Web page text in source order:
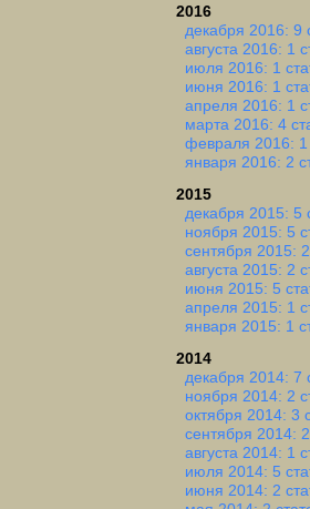
2016
декабря 2016: 9
августа 2016: 1
июля 2016: 1
июня 2016: 1
апреля 2016: 1
марта 2016: 4
февраля 2016: 1
января 2016: 2
2015
декабря 2015: 5
ноября 2015: 5
сентября 2015:
августа 2015: 2
июня 2015: 5
апреля 2015: 1
января 2015: 1
2014
декабря 2014: 7
ноября 2014: 2
октября 2014: 3
сентября 2014:
августа 2014: 1
июля 2014: 5
июня 2014: 2